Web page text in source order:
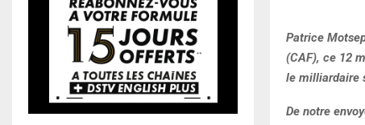
Patrice
(CAF), ce 12
le milliardaire
De notre